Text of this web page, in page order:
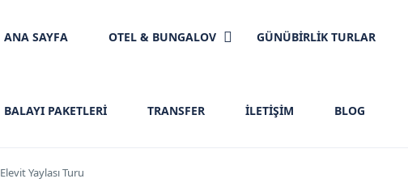
ANA SAYFA OTEL & BUNGALOV GÜNÜBİRLİK TURLAR
BALAYI PAKETLERİ TRANSFER İLETIŞIM BLOG
Elevit Yaylası Turu